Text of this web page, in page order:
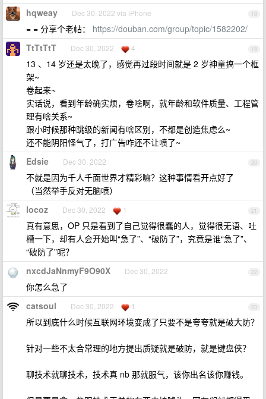
18
hqweay Dec 30, 2022 via iPhone
= = 分享个老帖： https://douban.com/group/topic/1582202/
19
TtTtTtT Dec 30, 2022 4
13 、14 岁还是太晚了，感觉再过段时间就是 2 岁神童搞一个框
架~
卷起来~
实话说，看到年龄确实烦，卷啥啊，就年龄和软件质量、工程管
理有啥关系~
跟小时候那种跳级的新闻有啥区别，不都是创造焦虑么~
还不能阴阳怪气了，打广告咋还不让喷了~
20
Edsie Dec 30, 2022
不就是因为千人千面世界才精彩嘛？这种事情看开点好了
（当然举手反对无脑喷）
21
locoz Dec 30, 2022 1
真有意思，OP 只是看到了自己觉得很蠢的人，觉得很无语、吐
槽一下，却有人会开始叫“急了”、“破防了”，究竟是谁“急了”、
“破防了”呢？
22
nxcdJaNnmyF9O90X Dec 30, 2022
你怎么急了
23
catsoul Dec 30, 2022 1
所以到底什么时候互联网环境变成了只要不是夸夸就是破大防？
针对一些不太合常理的地方提出质疑就是破防，就是键盘侠？
聊技术就聊技术，技术真 nb 那就服气，该你出名该你赚钱。